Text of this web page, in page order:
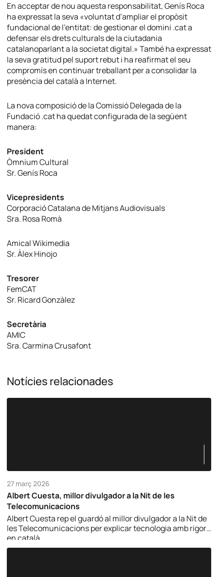
En acceptar de nou aquesta responsabilitat, Genís Roca
ha expressat la seva «voluntat d’ampliar el propòsit
fundacional de l’entitat: de gestionar el domini .cat a
defensar els drets culturals de la ciutadania
catalanoparlant a la societat digital.» També ha expressat
la seva gratitud pel suport rebut i ha reafirmat el seu
compromís en continuar treballant per a consolidar la
presència del català a Internet.
La nova composició de la Comissió Delegada de la
Fundació .cat ha quedat configurada de la següent
manera:
President
Òmnium Cultural
Sr. Genís Roca
Vicepresidents
Corporació Catalana de Mitjans Audiovisuals
Sra. Rosa Romà
Amical Wikimedia
Sr. Àlex Hinojo
Tresorer
FemCAT
Sr. Ricard Gonzàlez
Secretària
AMIC
Sra. Carmina Crusafont
Notícies relacionades
27 març 2026
Albert Cuesta, millor divulgador a la Nit de les
Telecomunicacions
Albert Cuesta rep el guardó al millor divulgador a la Nit de
les Telecomunicacions per explicar tecnologia amb rigor i
en català.